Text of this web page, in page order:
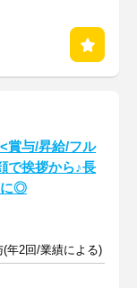
賞与/昇給/フル
で挨拶から♪長
に◎
年2回/業績による)